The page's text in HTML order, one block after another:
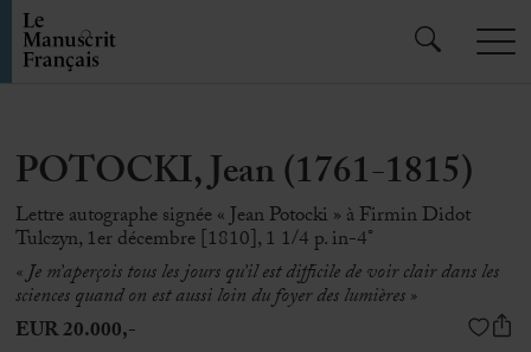
POTOCKI, Jean (1761-1815)
Lettre autographe signée « Jean Potocki » à Firmin Didot
Tulczyn, 1er décembre [1810], 1 1/4 p. in-4°
« Je m’aperçois tous les jours qu’il est difficile de voir clair dans les
sciences quand on est aussi loin du foyer des lumières »
EUR 20.000,-